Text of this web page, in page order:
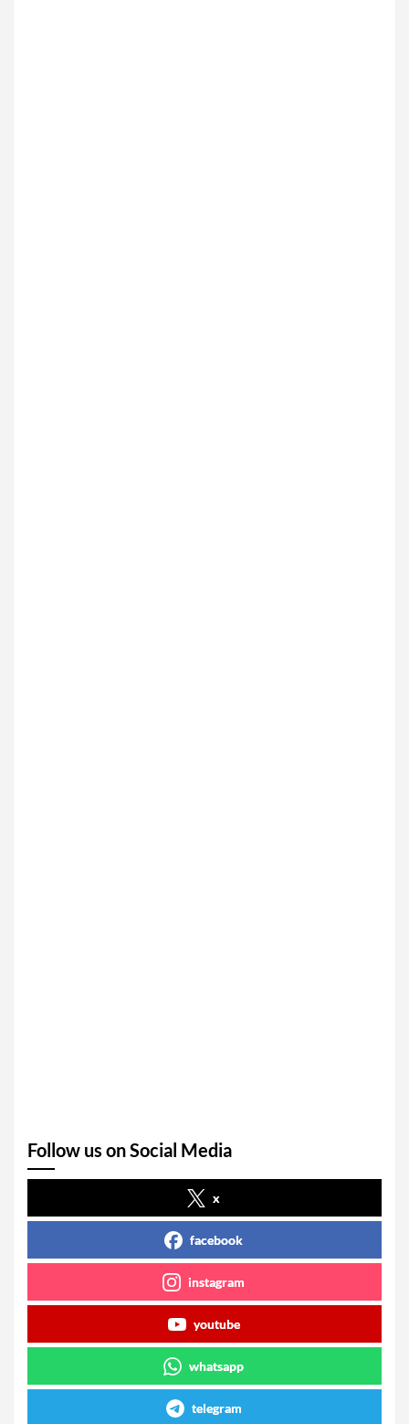
Follow us on Social Media
x
facebook
instagram
youtube
whatsapp
telegram